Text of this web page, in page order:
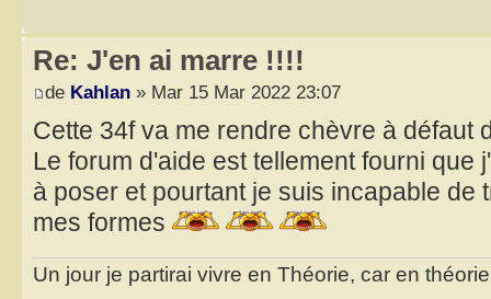
Re: J'en ai marre !!!!
de Kahlan » Mar 15 Mar 2022 23:07
Cette 34f va me rendre chèvre à défaut
Le forum d'aide est tellement fourni que
à poser et pourtant je suis incapable de
mes formes
Un jour je partirai vivre en Théorie, car en